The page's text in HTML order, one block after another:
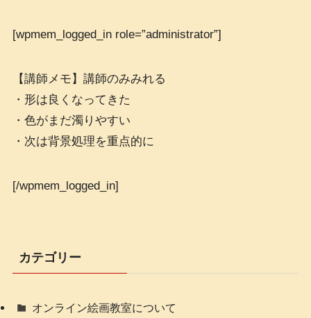
[wpmem_logged_in role=”administrator”]
【講師メモ】講師のみみれる
・形は良くなってきた
・色がまだ濁りやすい
・次は背景処理を重点的に
[/wpmem_logged_in]
カテゴリー
オンライン絵画教室について